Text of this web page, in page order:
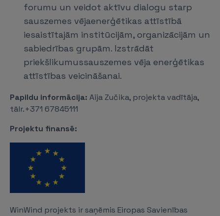
forumu un veidot aktīvu dialogu starp
sauszemes vējaenerģētikas attīstībā
iesaistītajām institūcijām, organizācijām un
sabiedrības grupām. Izstrādāt
priekšlikumussauszemes vēja enerģētikas
attīstības veicināšanai.
Papildu informācija: Aija Zučika, projekta vadītāja,
tālr.+371 67845111
Projektu finansē:
WinWind projekts ir saņēmis Eiropas Savienības